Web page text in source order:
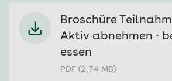
Broschüre
Aktiv abnehmen -
essen
PDF (2,74 MB)